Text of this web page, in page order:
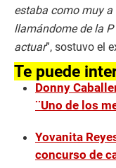
estaba como muy
llamándome de la
actuar”, sostuvo el
Te puede
Donny
¨Uno de los
Yovanita
concurso de